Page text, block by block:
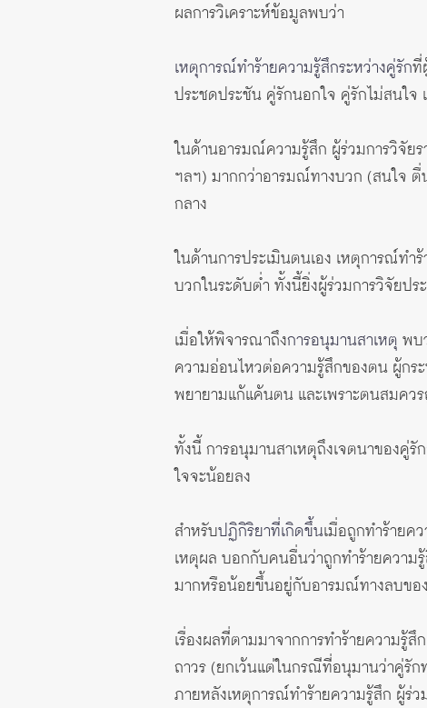
ผลการวิเคราะห์ข้อมูลพบว่า
เหตุการณ์ทำร้ายความรู้สึกระหว่างคู่รักที่
ประชดประชัน คู่รักนอกใจ คู่รักไม่สนใจ
ในด้านอารมณ์ความรู้สึก ผู้ร่วมการวิจัย
ฯลฯ) มากกว่าอารมณ์ทางบวก (สนใจ ตื่
กลาง
ในด้านการประเมินตนเอง เหตุการณ์ทำ
บวกในระดับต่ำ ทั้งนี้ยิ่งผู้ร่วมการวิจัยปร
เมื่อให้พิจารณาถึงการอนุมานสาเหตุ พบ
ความอ่อนไหวต่อความรู้สึกของตน ผู้กร
พยายามแก้แค้นตน และเพราะตนสมคว
ทั้งนี้ การอนุมานสาเหตุถึงเจตนาของคู่
ใจจะน้อยลง
สำหรับปฏิกิริยาที่เกิดขึ้นเมื่อถูกทำร้ายค
เหตุผล บอกกับคนอื่นว่าถูกทำร้ายความ
มากหรือน้อยขึ้นอยู่กับอารมณ์ทางลบขอ
เรื่องผลที่ตามมาจากการทำร้ายความรู้
ถาวร (ยกเว้นแต่ในกรณีที่อนุมานว่าคู่รัก
ภายหลังเหตุการณ์ทำร้ายความรู้สึก ผู้ร่ว